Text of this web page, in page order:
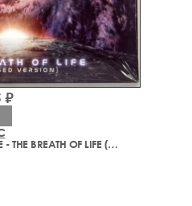
– ABSOLUTE UNIVERSE - THE BREATH OF LIFE (ABRIDGED VERSION)
₽